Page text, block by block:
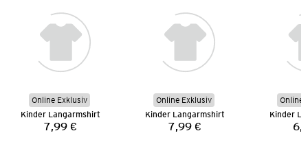
Online Exklusiv
Kinder Langarmshirt
Preis:
7,99 €
Online Exklusiv
Kinder Langarmshirt
Preis:
7,99 €
Online
Kinder